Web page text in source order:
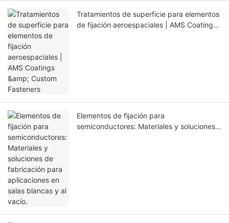
Tratamientos de superficie para elementos
de fijación aeroespaciales | AMS Coatings
Elementos de fijación para
semiconductores: Materiales y soluciones